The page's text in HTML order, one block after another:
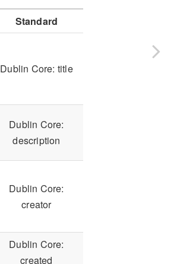
Standard
Dublin Core: title
Dublin Core:
description
Dublin Core:
creator
Dublin Core:
created